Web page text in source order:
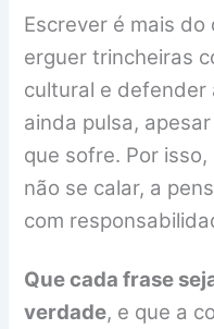
Escrever é mais
erguer trincheiras
cultural e defender
ainda pulsa,
que sofre. Por
não se calar, a
com
Que cada frase
verdade, e que a